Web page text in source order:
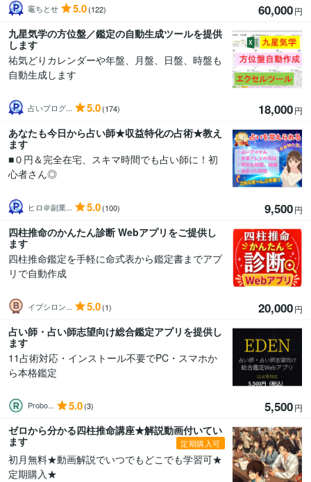
竈ちとせ 5.0(122) 60,000円
九星気学の方位盤／鑑定の自動生成ツールを提供
します
祐気どりカレンダーや年盤、月盤、日盤、時盤も
自動生成します
占いプログ... 5.0(174) 18,000円
あなたも今日から占い師★収益特化の占術★教え
ます
■０円＆完全在宅、スキマ時間でも占い師に！初
心者さん◎
ヒロ＠副業... 5.0(100) 9,500円
四柱推命のかんたん診断 Webアプリをご提供し
ます
四柱推命鑑定を手軽に命式表から鑑定書までアプ
リで自動作成
イプシロン... 5.0(1) 20,000円
占い師・占い師志望向け総合鑑定アプリを提供し
ます
11占術対応・インストール不要でPC・スマホか
ら本格鑑定
Probo... 5.0(3) 5,500円
ゼロから分かる四柱推命講座★解説動画付いてい
ます
定期購入可
初月無料★動画解説でいつでもどこでも学習可★
定期購入★